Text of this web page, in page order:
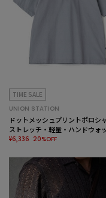
TIME SALE
UNION STATION
ドットメッシュプリントポロシ
ストレッチ・軽量・ハンドウォ
ブル・通気性＞
¥6,336 20%OFF